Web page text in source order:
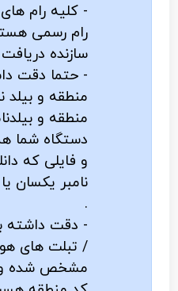
- کلیه رام
رام رسمی
سازنده
- حتما دقت
منطقه و بیلد
منطقه و
دستگاه شما
و فایلی که
نامبر یکسان
.
- دقت داشته
/ تبلت های
مشخص شده و